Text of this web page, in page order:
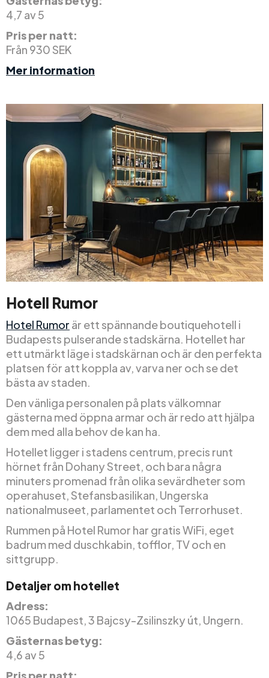
4,7 av 5
Pris per natt:
Från 930 SEK
Mer information
Hotell Rumor
Hotel Rumor är ett spännande boutiquehotell i
Budapests pulserande stadskärna. Hotellet har
ett utmärkt läge i stadskärnan och är den perfekta
platsen för att koppla av, varva ner och se det
bästa av staden.
Den vänliga personalen på plats välkomnar
gästerna med öppna armar och är redo att hjälpa
dem med alla behov de kan ha.
Hotellet ligger i stadens centrum, precis runt
hörnet från Dohany Street, och bara några
minuters promenad från olika sevärdheter som
operahuset, Stefansbasilikan, Ungerska
nationalmuseet, parlamentet och Terrorhuset.
Rummen på Hotel Rumor har gratis WiFi, eget
badrum med duschkabin, tofflor, TV och en
sittgrupp.
Detaljer om hotellet
Adress:
1065 Budapest, 3 Bajcsy-Zsilinszky út, Ungern.
Gästernas betyg:
4,6 av 5